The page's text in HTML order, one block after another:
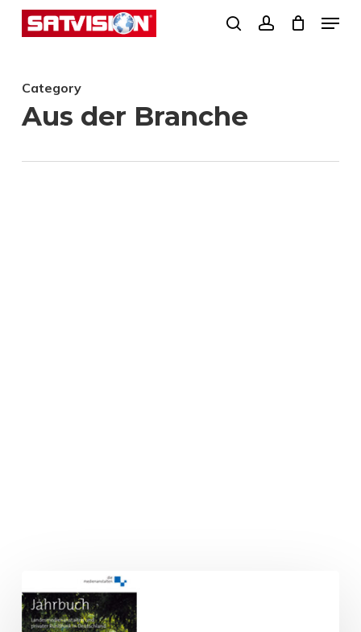
Skip
content
search
Menu
Category
Aus der Branche